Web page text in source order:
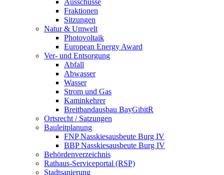
Ausschüsse
Fraktionen
Sitzungen
Natur & Umwelt
Photovoltaik
European Energy Award
Ver- und Entsorgung
Abfall
Abwasser
Wasser
Strom und Gas
Kaminkehrer
Breitbandausbau BayGibitR
Ortsrecht / Satzungen
Bauleitplanung
FNP Nasskiesausbeute Burg IV
BBP Nasskiesausbeute Burg IV
Behördenverzeichnis
Rathaus-Serviceportal (RSP)
Stadtsanierung